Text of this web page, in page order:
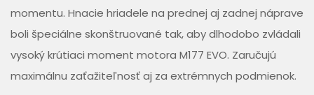
momentu. Hnacie hriadele na prednej aj zadnej náprave
boli špeciálne skonštruované tak, aby dlhodobo zvládali
vysoký krútiaci moment motora M177 EVO. Zaručujú
maximálnu zaťažiteľnosť aj za extrémnych podmienok.